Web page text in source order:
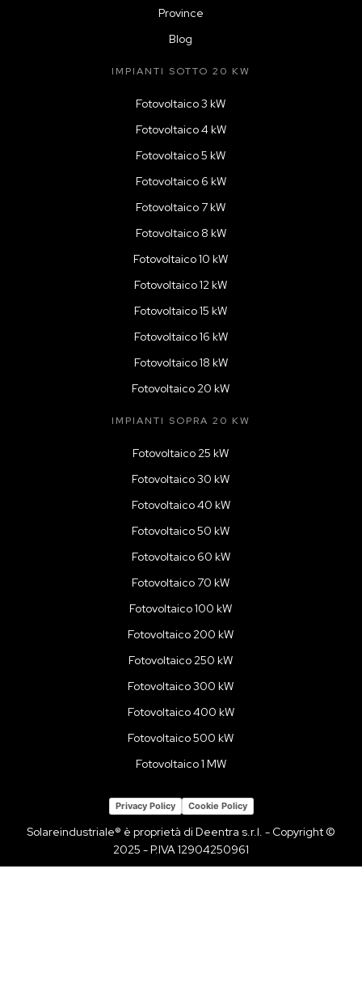
Province
Blog
IMPIANTI SOTTO 20 KW
Fotovoltaico 3 kW
Fotovoltaico 4 kW
Fotovoltaico 5 kW
Fotovoltaico 6 kW
Fotovoltaico 7 kW
Fotovoltaico 8 kW
Fotovoltaico 10 kW
Fotovoltaico 12 kW
Fotovoltaico 15 kW
Fotovoltaico 16 kW
Fotovoltaico 18 kW
Fotovoltaico 20 kW
IMPIANTI SOPRA 20 KW
Fotovoltaico 25 kW
Fotovoltaico 30 kW
Fotovoltaico 40 kW
Fotovoltaico 50 kW
Fotovoltaico 60 kW
Fotovoltaico 70 kW
Fotovoltaico 100 kW
Fotovoltaico 200 kW
Fotovoltaico 250 kW
Fotovoltaico 300 kW
Fotovoltaico 400 kW
Fotovoltaico 500 kW
Fotovoltaico 1 MW
Privacy Policy Cookie Policy
Solareindustriale® è proprietà di Deentra s.r.l. - Copyright ©
2025 - P.IVA 12904250961